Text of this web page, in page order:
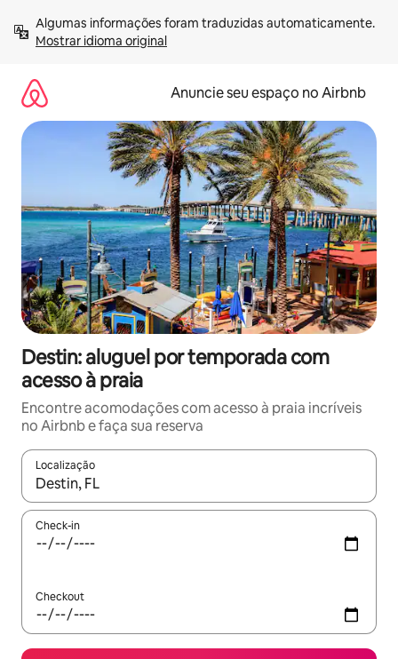
para
Mostrar idioma original
Anuncie seu espaço no Airbnb
Destin: aluguel por temporada com
acesso à praia
Encontre acomodações com acesso à praia incríveis
no Airbnb e faça sua reserva
Localização
Quando os resultados estiverem disponíveis, explore-os
Check-in
Checkout